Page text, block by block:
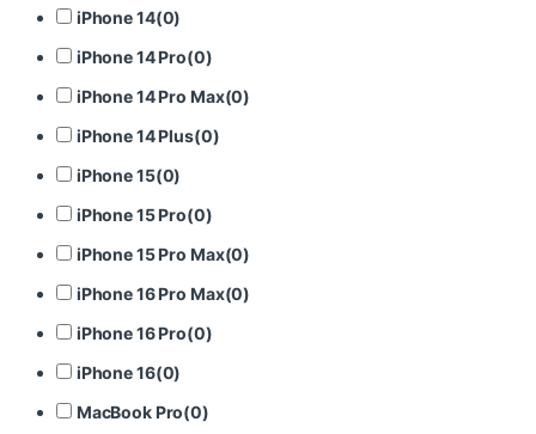
iPhone 14(0)
iPhone 14 Pro(0)
iPhone 14 Pro Max(0)
iPhone 14 Plus(0)
iPhone 15(0)
iPhone 15 Pro(0)
iPhone 15 Pro Max(0)
iPhone 16 Pro Max(0)
iPhone 16 Pro(0)
iPhone 16(0)
MacBook Pro(0)